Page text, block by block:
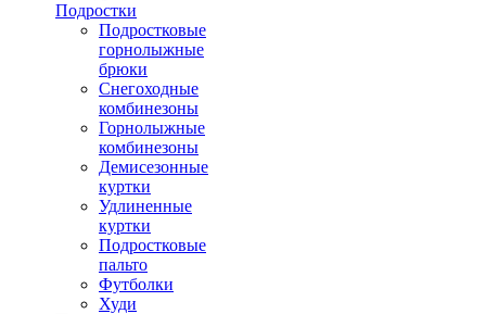
Подростки
Подростковые
горнолыжные
брюки
Снегоходные
комбинезоны
Горнолыжные
комбинезоны
Демисезонные
куртки
Удлиненные
куртки
Подростковые
пальто
Футболки
Худи